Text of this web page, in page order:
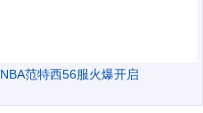
NBA范特西56服火爆开启